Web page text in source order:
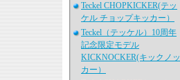
Teckel CHOPKICKER(テッ
ケル チョップキッカー）
Teckel（テッケル）10周年
記念限定モデル
KICKNOCKER(キックノッ
カー）